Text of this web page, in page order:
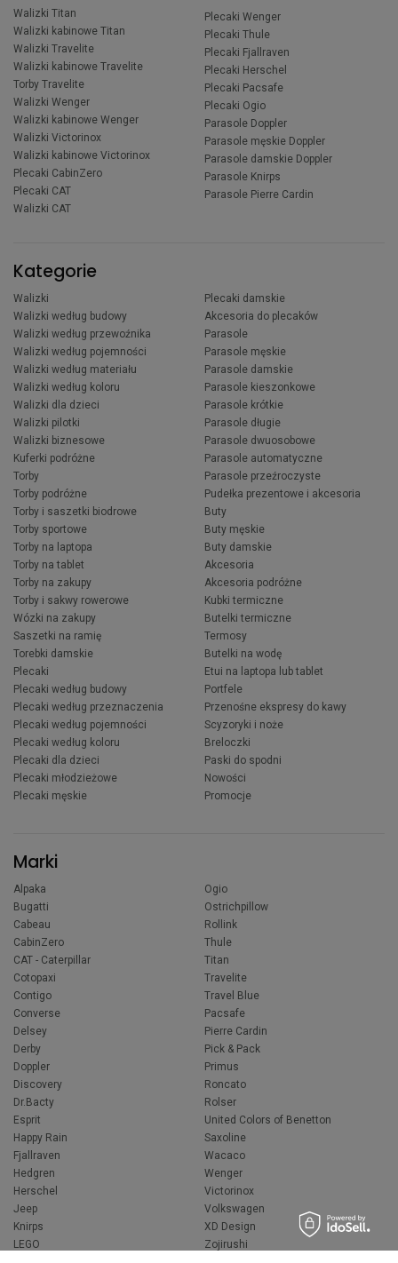
Walizki Titan
Walizki kabinowe Titan
Walizki Travelite
Walizki kabinowe Travelite
Torby Travelite
Walizki Wenger
Walizki kabinowe Wenger
Walizki Victorinox
Walizki kabinowe Victorinox
Plecaki CabinZero
Plecaki CAT
Walizki CAT
Plecaki Wenger
Plecaki Thule
Plecaki Fjallraven
Plecaki Herschel
Plecaki Pacsafe
Plecaki Ogio
Parasole Doppler
Parasole męskie Doppler
Parasole damskie Doppler
Parasole Knirps
Parasole Pierre Cardin
Kategorie
Walizki
Walizki według budowy
Walizki według przewoźnika
Walizki według pojemności
Walizki według materiału
Walizki według koloru
Walizki dla dzieci
Walizki pilotki
Walizki biznesowe
Kuferki podróżne
Torby
Torby podróżne
Torby i saszetki biodrowe
Torby sportowe
Torby na laptopa
Torby na tablet
Torby na zakupy
Torby i sakwy rowerowe
Wózki na zakupy
Saszetki na ramię
Torebki damskie
Plecaki
Plecaki według budowy
Plecaki według przeznaczenia
Plecaki według pojemności
Plecaki według koloru
Plecaki dla dzieci
Plecaki młodzieżowe
Plecaki męskie
Plecaki damskie
Akcesoria do plecaków
Parasole
Parasole męskie
Parasole damskie
Parasole kieszonkowe
Parasole krótkie
Parasole długie
Parasole dwuosobowe
Parasole automatyczne
Parasole przeźroczyste
Pudełka prezentowe i akcesoria
Buty
Buty męskie
Buty damskie
Akcesoria
Akcesoria podróżne
Kubki termiczne
Butelki termiczne
Termosy
Butelki na wodę
Etui na laptopa lub tablet
Portfele
Przenośne ekspresy do kawy
Scyzoryki i noże
Breloczki
Paski do spodni
Nowości
Promocje
Marki
Alpaka
Bugatti
Cabeau
CabinZero
CAT - Caterpillar
Cotopaxi
Contigo
Converse
Delsey
Derby
Doppler
Discovery
Dr.Bacty
Esprit
Happy Rain
Fjallraven
Hedgren
Herschel
Jeep
Knirps
LEGO
Ogio
Ostrichpillow
Rollink
Thule
Titan
Travelite
Travel Blue
Pacsafe
Pierre Cardin
Pick & Pack
Primus
Roncato
Rolser
United Colors of Benetton
Saxoline
Wacaco
Wenger
Victorinox
Volkswagen
XD Design
Zojirushi